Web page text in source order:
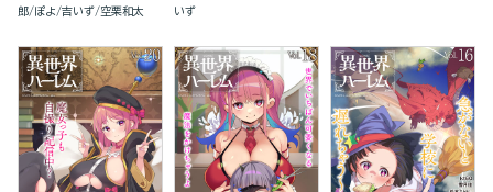
郎 ぽよ 吉いず 空栗和太
いず